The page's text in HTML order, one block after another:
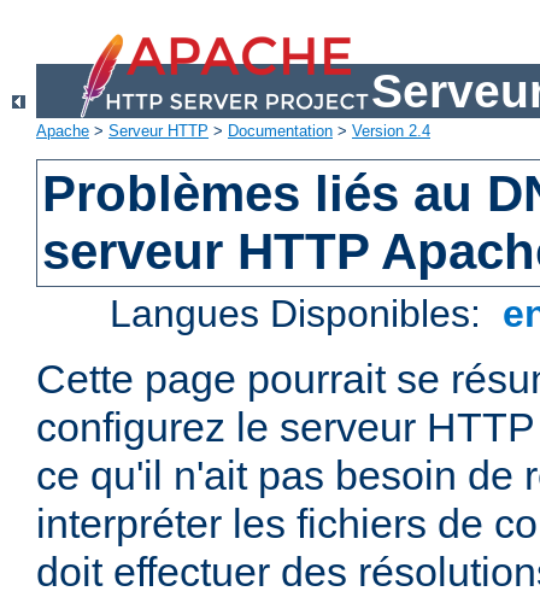
Apache > Serveur HTTP > Documentation > Version 2.4
Problèmes liés au
serveur HTTP
Langues Disponibles:
Cette page pourrait se
configurez le serveur
ce qu'il n'ait pas besoin de
interpréter les fichiers de
doit effectuer des